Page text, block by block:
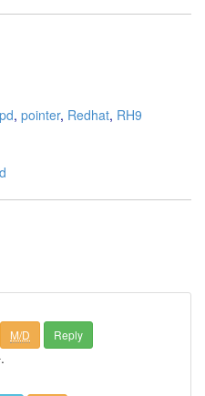
, pointer, Redhat, RH9
M/D Reply